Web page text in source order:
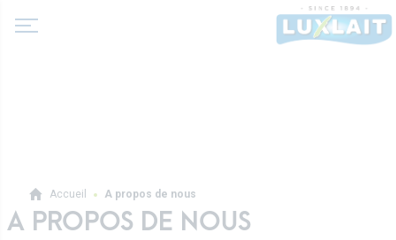
Actualité
Produits
Accueil A propos de nous
A PROPOS DE NOUS